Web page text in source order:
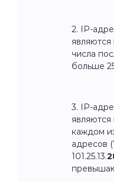
2. IP-
являются
числа
больше
3. IP-
являются
каждом
адресов
101.25.13.